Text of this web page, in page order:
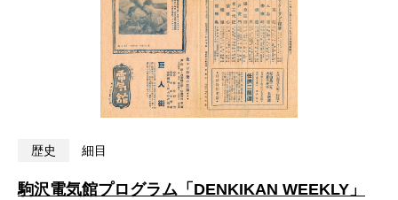
歴史 細目
駒沢電気館プログラム「DENKIKAN WEEKLY」